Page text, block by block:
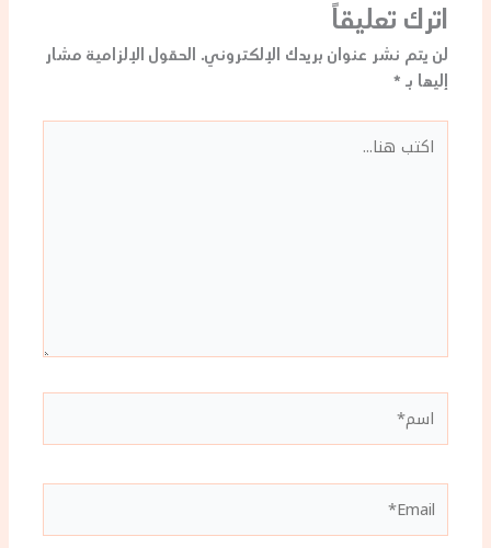
اترك تعليقاً
لن يتم نشر عنوان بريدك الإلكتروني. الحقول الإلزامية مشار
إليها بـ *
اكتب
هنا...